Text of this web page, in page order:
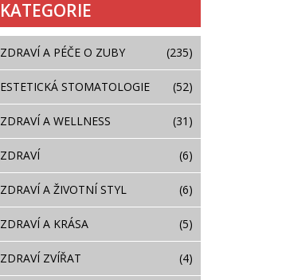
KATEGORIE
ZDRAVÍ A PÉČE O ZUBY (235)
ESTETICKÁ STOMATOLOGIE (52)
ZDRAVÍ A WELLNESS (31)
ZDRAVÍ (6)
ZDRAVÍ A ŽIVOTNÍ STYL (6)
ZDRAVÍ A KRÁSA (5)
ZDRAVÍ ZVÍŘAT (4)